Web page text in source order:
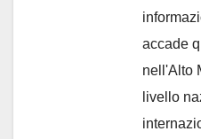
accade
nell'Alto
livello